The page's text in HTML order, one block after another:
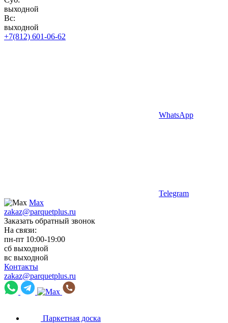
выходной
Вс:
выходной
+7(812) 601-06-62
WhatsApp
Telegram
Max
zakaz@parquetplus.ru
Заказать обратный звонок
На связи:
пн-пт 10:00-19:00
сб выходной
вс выходной
Контакты
zakaz@parquetplus.ru
Паркетная доска